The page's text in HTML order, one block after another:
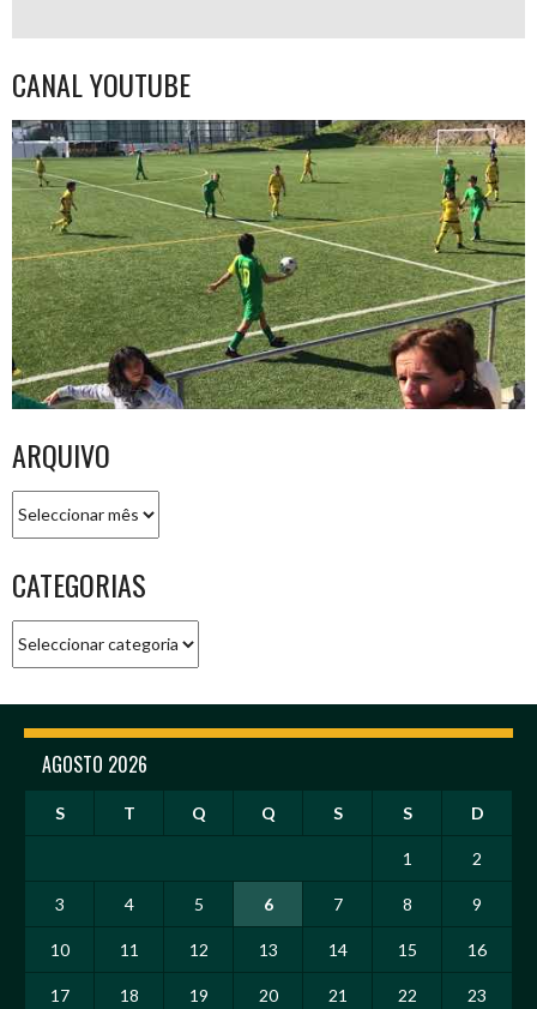
CANAL YOUTUBE
ARQUIVO
CATEGORIAS
AGOSTO 2026
S T Q Q S S D
1 2
3 4 5 6 7 8 9
10 11 12 13 14 15 16
17 18 19 20 21 22 23